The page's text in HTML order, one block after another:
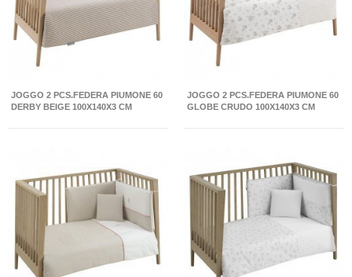
JOGGO 2 PCS.FEDERA PIUMONE 60
DERBY BEIGE 100X140X3 CM
JOGGO 2 PCS.FEDERA PIUMONE 60
GLOBE CRUDO 100X140X3 CM